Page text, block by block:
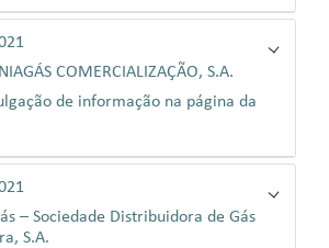
COMERCIALIZAÇÃO, S.A.
de informação na página da
– Sociedade Distribuidora de Gás
S.A.